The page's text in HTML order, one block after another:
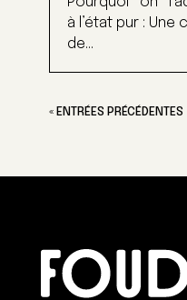
à l’état pur :
de...
« ENTRÉES PRÉCÉDENTES